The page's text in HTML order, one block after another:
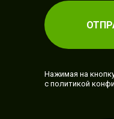
Нажимая на
с политикой